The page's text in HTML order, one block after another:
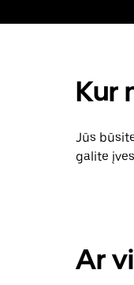
Kur
Jūs
galite
Ar